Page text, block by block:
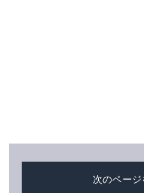
次のページ